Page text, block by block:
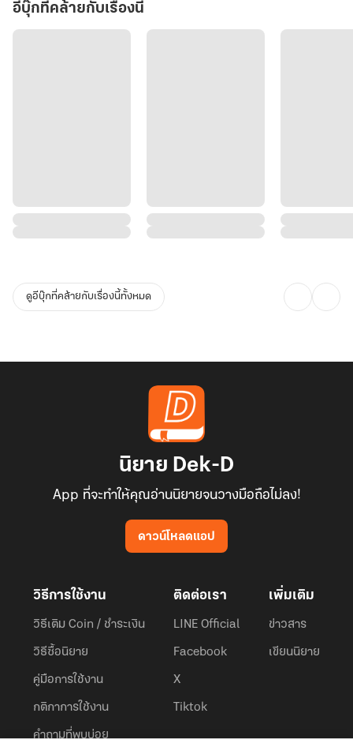
อีบุ๊กที่คล้ายกับเรื่องนี้
ดูอีบุ๊กที่คล้ายกับเรื่องนี้ทั้งหมด
นิยาย Dek-D
App ที่จะทำให้คุณอ่านนิยายจนวางมือถือไม่ลง!
ดาวน์โหลดแอป
วิธีการใช้งาน
วิธีเติม Coin / ชำระเงิน
วิธีซื้อนิยาย
คู่มือการใช้งาน
กติกาการใช้งาน
คำถามที่พบบ่อย
ติดต่อเรา
LINE Official
Facebook
X
Tiktok
เพิ่มเติม
ข่าวสาร
เขียนนิยาย